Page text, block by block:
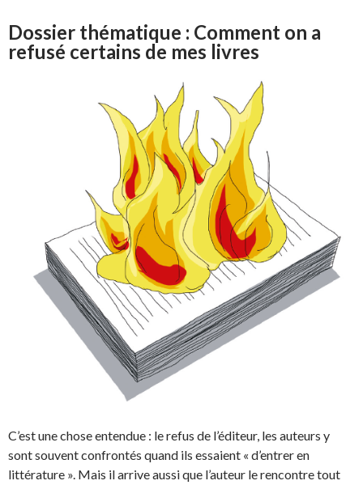
Dossier thématique : Comment on a
refusé certains de mes livres
C’est une chose entendue : le refus de l’éditeur, les auteurs y
sont souvent confrontés quand ils essaient « d’entrer en
littérature ». Mais il arrive aussi que l’auteur le rencontre tout